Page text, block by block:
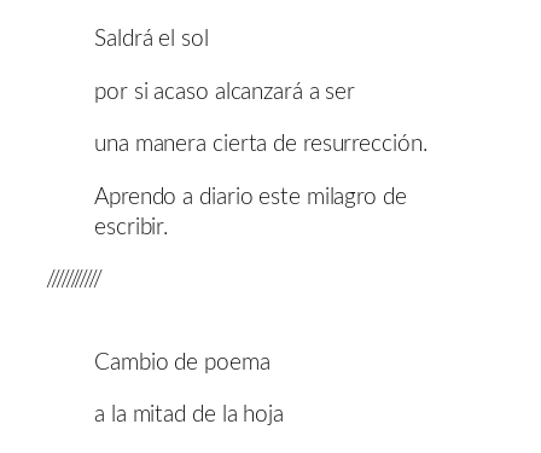
Saldrá el sol
por si acaso alcanzará a ser
una manera cierta de resurrección.
Aprendo a diario este milagro de
escribir.
///////////
Cambio de poema
a la mitad de la hoja